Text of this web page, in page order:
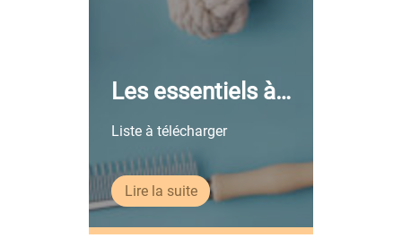
Les essentiels à
avoir
Liste à télécharger
Lire la suite